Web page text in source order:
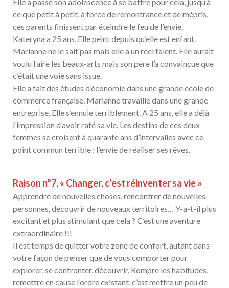
ce que petit à petit, à force de remontrance et de mépris,
ces parents finissent par éteindre le feu de l’envie.
Kateryna a 25 ans. Elle peint depuis qu’elle est enfant.
Marianne ne le sait pas mais elle a un réel talent. Elle aurait
voulu faire les beaux-arts mais son père l’a convaincue que
c’était une voie sans issue.
Elle a fait des études d’économie dans une grande école de
commerce française. Marianne travaille dans une grande
entreprise. Elle s’ennuie terriblement. A 25 ans, elle a déjà
l’impression d’avoir raté sa vie. Les destins de ces deux
femmes se croisent à quarante ans d’intervalles avec ce
point commun terrible : l’envie de réaliser ses rêves.
Raison n°7, « Changer, c’est réinventer sa vie »
Apprendre de nouvelles choses, rencontrer de nouvelles
personnes, découvrir de nouveaux territoires… Y-a-t-il plus
excitant et plus stimulant que cela ? C’est une aventure
extraordinaire !!!
Il est temps de quitter votre zone de confort, autant dans
votre façon de penser que de vous comporter pour
explorer, se confronter, découvrir. Rompre les habitudes,
remettre en cause l’ordre existant, c’est mettre un peu de